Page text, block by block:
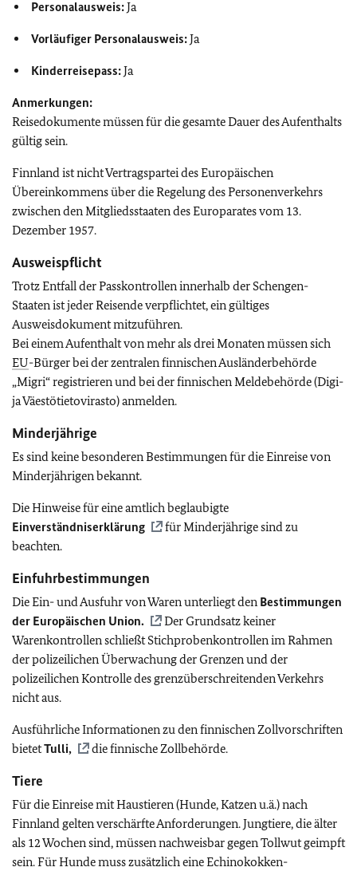
Personalausweis:Ja
Vorläufiger Personalausweis:Ja
Kinderreisepass:Ja
Anmerkungen:
Reisedokumente müssen für die gesamte Dauer des Aufenthalts
gültig sein.
Finnland ist nicht Vertragspartei des Europäischen
Übereinkommens über die Regelung des Personenverkehrs
zwischen den Mitgliedsstaaten des Europarates vom 13.
Dezember 1957.
Ausweispflicht
Trotz Entfall der Passkontrollen innerhalb der Schengen-
Staaten ist jeder Reisende verpflichtet, ein gültiges
Ausweisdokument mitzuführen.
Bei einem Aufenthalt von mehr als drei Monaten müssen sich
EU-Bürger bei der zentralen finnischen Ausländerbehörde
„Migri“ registrieren und bei der finnischen Meldebehörde (Digi-
ja Väestötietovirasto) anmelden.
Minderjährige
Es sind keine besonderen Bestimmungen für die Einreise von
Minderjährigen bekannt.
Die Hinweise für eine amtlich beglaubigte
Einverständniserklärung
für Minderjährige sind zu
beachten.
Einfuhrbestimmungen
Die Ein- und Ausfuhr von Waren unterliegt den Bestimmungen
der Europäischen Union.
Der Grundsatz keiner
Warenkontrollen schließt Stichprobenkontrollen im Rahmen
der polizeilichen Überwachung der Grenzen und der
polizeilichen Kontrolle des grenzüberschreitenden Verkehrs
nicht aus.
Ausführliche Informationen zu den finnischen Zollvorschriften
bietetTulli, die finnische Zollbehörde.
Tiere
Für die Einreise mit Haustieren (Hunde, Katzen u.ä.) nach
Finnland gelten verschärfte Anforderungen. Jungtiere, die älter
als 12 Wochen sind, müssen nachweisbar gegen Tollwut geimpft
sein. Für Hunde muss zusätzlich eine Echinokokken-